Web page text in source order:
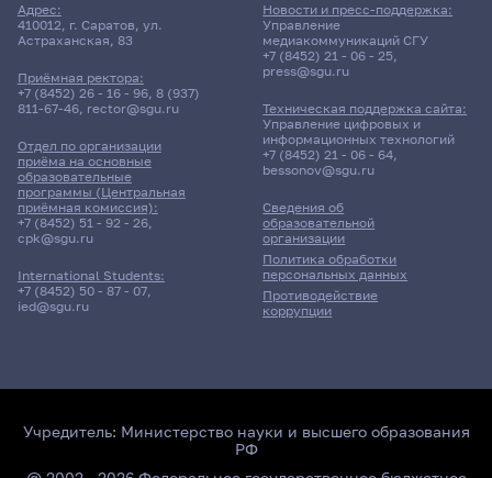
Адрес:
410012, г. Саратов, ул.
Астраханская, 83
Приёмная ректора:
+7 (8452) 26 - 16 - 96, 8 (937)
811-67-46, rector@sgu.ru
Отдел по организации
приёма на основные
образовательные
программы (Центральная
приёмная комиссия):
+7 (8452) 51 - 92 - 26,
cpk@sgu.ru
International Students:
+7 (8452) 50 - 87 - 07,
ied@sgu.ru
Сведения об
образовательной
организации
Политика обработки
персональных данных
Противодействие
коррупции
Новости и пресс-поддержка:
Управление
медиакоммуникаций СГУ
+7 (8452) 21 - 06 - 25,
press@sgu.ru
Техническая поддержка сайта:
Управление цифровых и
информационных технологий
+7 (8452) 21 - 06 - 64,
bessonov@sgu.ru
Учредитель: Министерство науки и высшего образования
РФ